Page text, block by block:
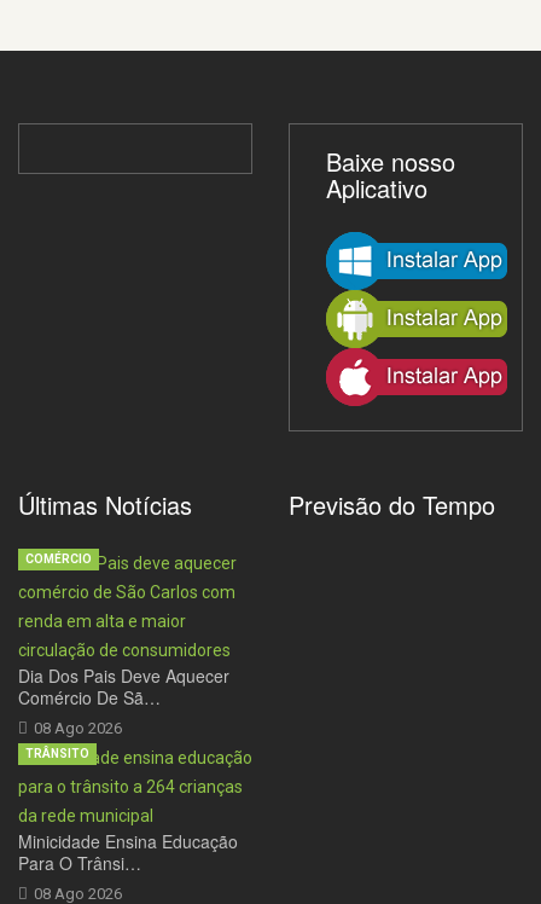
Baixe nosso
Aplicativo
Últimas Notícias
Dia Dos Pais Deve Aquecer
Comércio De Sã…
08 Ago 2026
COMÉRCIO
Minicidade Ensina Educação
Para O Trânsi…
08 Ago 2026
TRÂNSITO
Previsão do Tempo